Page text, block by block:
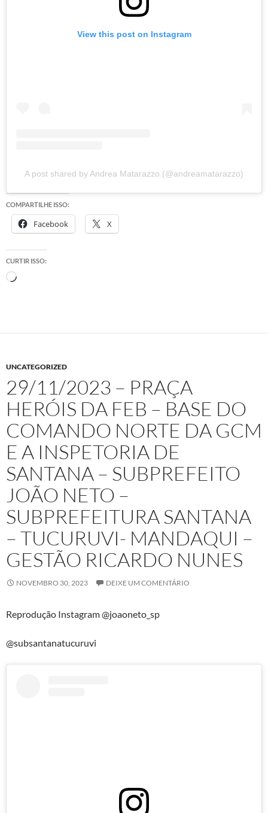
View this post on Instagram
A post shared by Andrea Matarazzo (@andreamatarazzo)
COMPARTILHE ISSO:
Facebook X
CURTIR ISSO:
Carregando...
UNCATEGORIZED
29/11/2023 – PRAÇA
HERÓIS DA FEB – BASE DO
COMANDO NORTE DA GCM
E A INSPETORIA DE
SANTANA – SUBPREFEITO
JOÃO NETO –
SUBPREFEITURA SANTANA
– TUCURUVI- MANDAQUI –
GESTÃO RICARDO NUNES
NOVEMBRO 30, 2023 DEIXE UM COMENTÁRIO
Reprodução Instagram @joaoneto_sp
@subsantanatucuruvi